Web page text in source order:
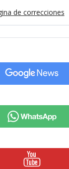
de correcciones